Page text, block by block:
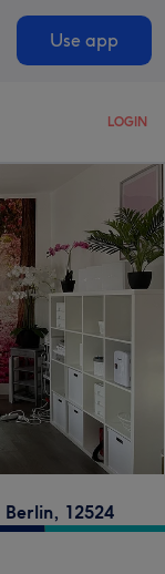
Use app
LOGIN
Berlin, 12524